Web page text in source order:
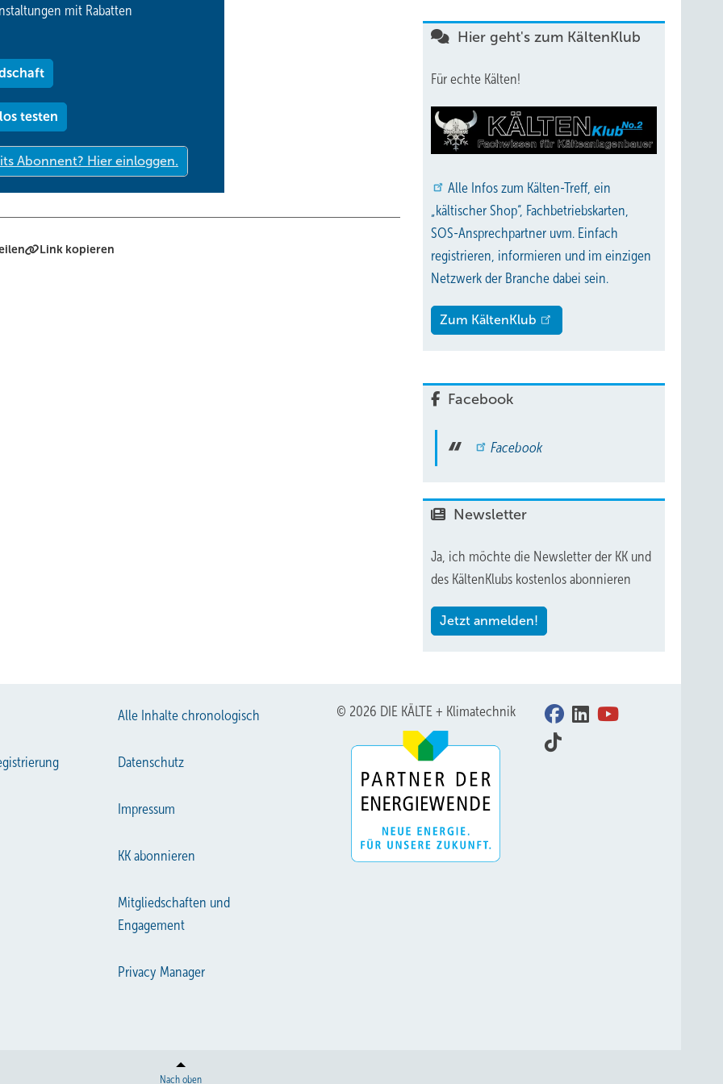
mit Rabatten
testen
Link kopieren
Hier geht's zum KältenKlub
Für echte Kälten!
Alle Infos zum Kälten-Treff, ein
„kältischer Shop“, Fachbetriebskarten,
SOS-Ansprechpartner uvm. Einfach
registrieren, informieren und im einzigen
Netzwerk der Branche dabei sein.
Zum KältenKlub
Facebook
Facebook
Newsletter
Ja, ich möchte die Newsletter der KK und
des KältenKlubs kostenlos abonnieren
Jetzt anmelden!
Alle Inhalte chronologisch
Datenschutz
Impressum
KK abonnieren
Mitgliedschaften und
Engagement
Privacy Manager
© 2026 DIE KÄLTE + Klimatechnik
Nach oben